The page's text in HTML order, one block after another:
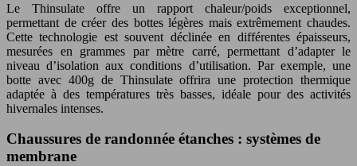
Le Thinsulate offre un rapport chaleur/poids exceptionnel,
permettant de créer des bottes légères mais extrêmement chaudes.
Cette technologie est souvent déclinée en différentes épaisseurs,
mesurées en grammes par mètre carré, permettant d’adapter le
niveau d’isolation aux conditions d’utilisation. Par exemple, une
botte avec 400g de Thinsulate offrira une protection thermique
adaptée à des températures très basses, idéale pour des activités
hivernales intenses.
Chaussures de randonnée étanches : systèmes de
membrane